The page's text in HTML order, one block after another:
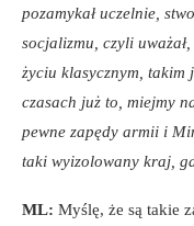
pozamykał uczelnie,
socjalizmu, czyli
życiu klasycznym, takim
czasach już to, miejmy
pewne zapędy armii i
taki wyizolowany kraj,
ML: Myślę, że są takie